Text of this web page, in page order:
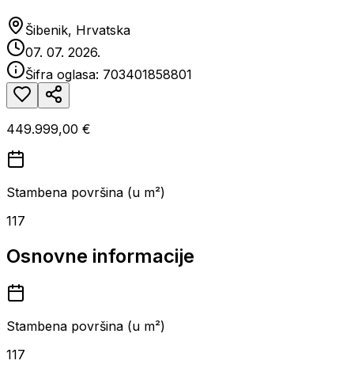
Šibenik, Hrvatska
07. 07. 2026.
Šifra oglasa: 703401858801
449.999,00 €
Stambena površina (u m²)
117
Osnovne informacije
Stambena površina (u m²)
117